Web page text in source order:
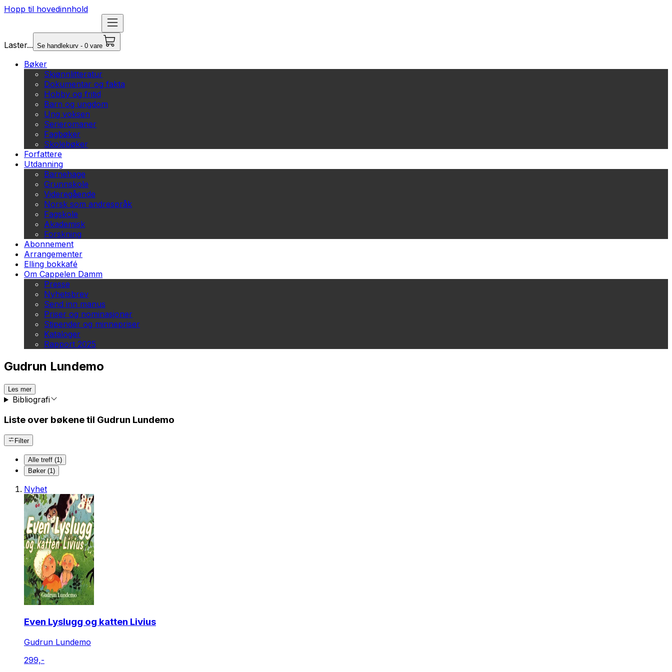
Hopp til hovedinnhold
Laster... Se handlekurv - 0 vare
Bøker
Skjønnlitteratur
Dokumentar og fakta
Hobby og fritid
Barn og ungdom
Ung voksen
Serieromaner
Fagbøker
Skolebøker
Forfattere
Utdanning
Barnehage
Grunnskole
Videregående
Norsk som andrespråk
Fagskole
Akademisk
Forskning
Abonnement
Arrangementer
Elling bokkafé
Om Cappelen Damm
Presse
Nyhetsbrev
Send inn manus
Priser og nominasjoner
Stipender og minnepriser
Kataloger
Rapport 2025
Gudrun Lundemo
Les mer
Bibliografi
Liste over bøkene til Gudrun Lundemo
Filter
Alle treff (1)
Bøker (1)
Nyhet
Even Lyslugg og katten Livius
Gudrun Lundemo
299,-